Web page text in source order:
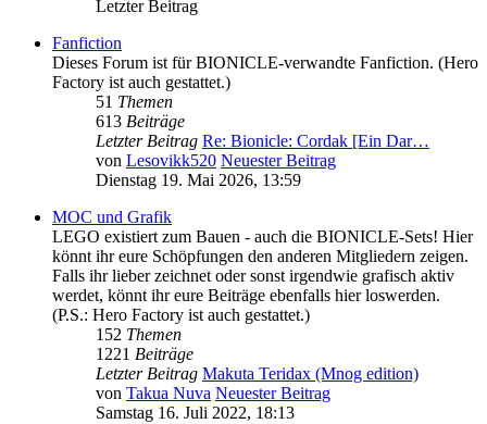
Letzter Beitrag
Fanfiction
Dieses Forum ist für BIONICLE-verwandte Fanfiction. (Hero
Factory ist auch gestattet.)
51 Themen
613 Beiträge
Letzter Beitrag Re: Bionicle: Cordak [Ein Dar…
von Lesovikk520 Neuester Beitrag
Dienstag 19. Mai 2026, 13:59
MOC und Grafik
LEGO existiert zum Bauen - auch die BIONICLE-Sets! Hier
könnt ihr eure Schöpfungen den anderen Mitgliedern zeigen.
Falls ihr lieber zeichnet oder sonst irgendwie grafisch aktiv
werdet, könnt ihr eure Beiträge ebenfalls hier loswerden.
(P.S.: Hero Factory ist auch gestattet.)
152 Themen
1221 Beiträge
Letzter Beitrag Makuta Teridax (Mnog edition)
von Takua Nuva Neuester Beitrag
Samstag 16. Juli 2022, 18:13